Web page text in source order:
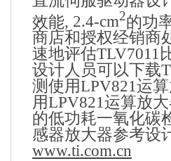
效能, 2.4-cm2的功
商店和授权经销商
速地评估TLV7011
设计人员可以下载
测使用LPV821运
用LPV821运算放
的低功耗一氧化碳
感器放大器参考设
www.ti.com.cn